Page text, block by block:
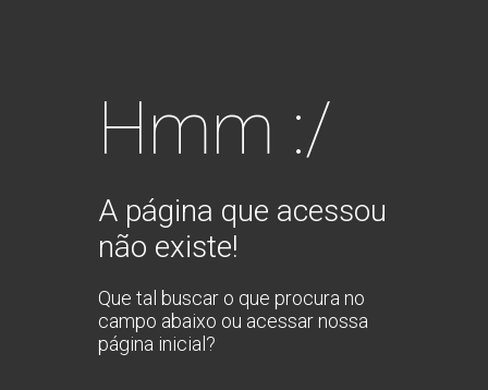
Hmm :/
A página que acessou
não existe!
Que tal buscar o que procura no
campo abaixo ou acessar nossa
página inicial?